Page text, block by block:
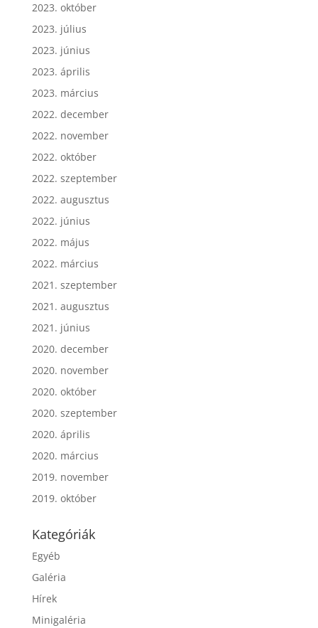
2023. október
2023. július
2023. június
2023. április
2023. március
2022. december
2022. november
2022. október
2022. szeptember
2022. augusztus
2022. június
2022. május
2022. március
2021. szeptember
2021. augusztus
2021. június
2020. december
2020. november
2020. október
2020. szeptember
2020. április
2020. március
2019. november
2019. október
Kategóriák
Egyéb
Galéria
Hírek
Minigaléria